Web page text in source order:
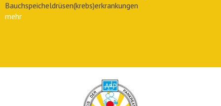
Bauchspeicheldrüsen(krebs)erkrankungen
mehr